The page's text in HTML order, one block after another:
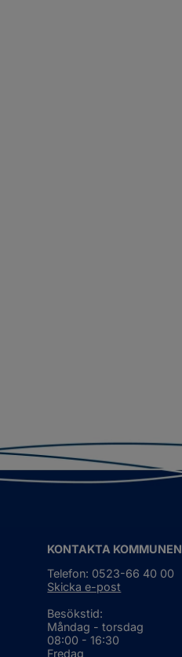
KONTAKTA KOMMUNEN
Telefon: 0523-66 40 00
Skicka e-post
Besökstid:
Måndag - torsdag
08:00 - 16:30
Fredag